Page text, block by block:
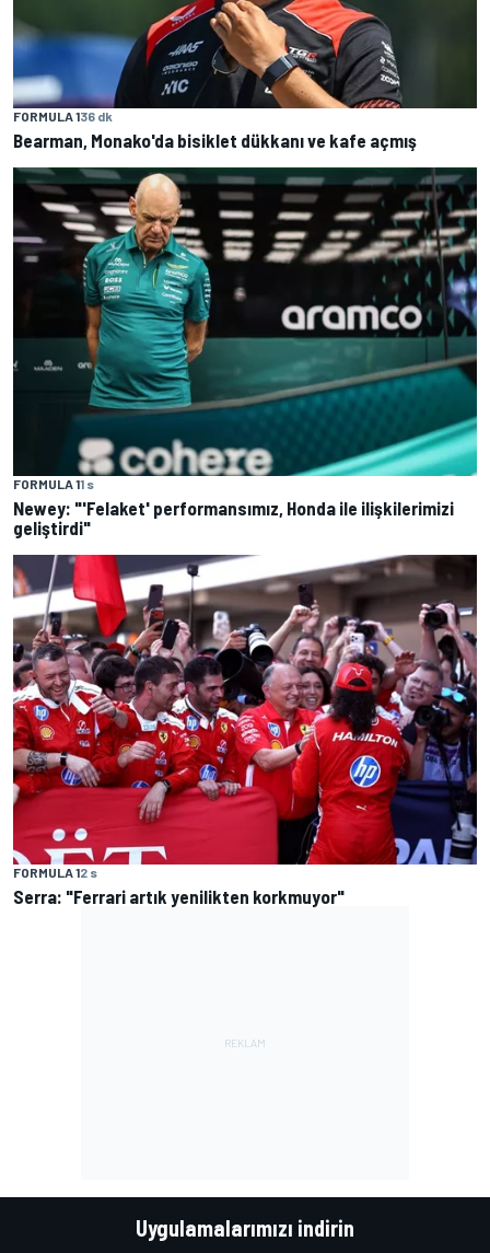
FORMULA 136 dk
Bearman, Monako'da bisiklet dükkanı ve kafe açmış
FORMULA 11 s
Newey: "'Felaket' performansımız, Honda ile ilişkilerimizi
geliştirdi"
FORMULA 12 s
Serra: "Ferrari artık yenilikten korkmuyor"
Uygulamalarımızı indirin